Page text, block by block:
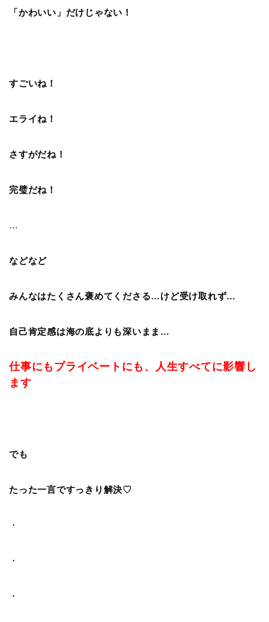
「かわいい」だけじゃない！
すごいね！
エライね！
さすがだね！
完璧だね！
…
などなど
みんなはたくさん褒めてくださる…けど受け取れず…
自己肯定感は海の底よりも深いまま…
仕事にもプライベートにも、人生すべてに影響し
ます
でも
たった一言ですっきり解決♡
・
・
・